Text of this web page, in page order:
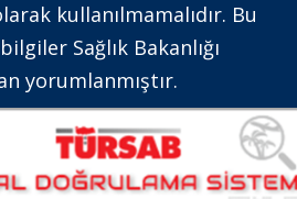
kullanılmamalıdır. Bu
Sağlık Bakanlığı
yorumlanmıştır.